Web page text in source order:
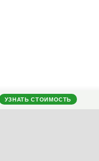
УЗНАТЬ СТОИМОСТЬ